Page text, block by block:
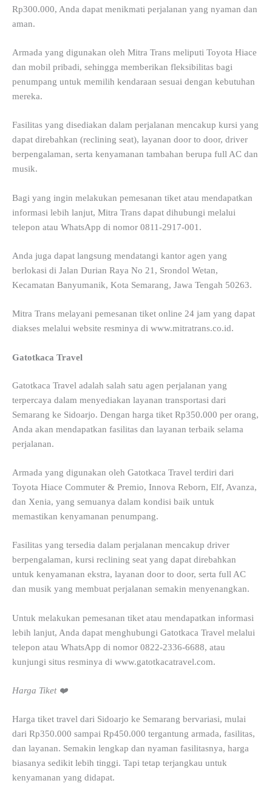
Rp300.000, Anda dapat menikmati perjalanan yang nyaman dan
aman.
Armada yang digunakan oleh Mitra Trans meliputi Toyota Hiace
dan mobil pribadi, sehingga memberikan fleksibilitas bagi
penumpang untuk memilih kendaraan sesuai dengan kebutuhan
mereka.
Fasilitas yang disediakan dalam perjalanan mencakup kursi yang
dapat direbahkan (reclining seat), layanan door to door, driver
berpengalaman, serta kenyamanan tambahan berupa full AC dan
musik.
Bagi yang ingin melakukan pemesanan tiket atau mendapatkan
informasi lebih lanjut, Mitra Trans dapat dihubungi melalui
telepon atau WhatsApp di nomor 0811-2917-001.
Anda juga dapat langsung mendatangi kantor agen yang
berlokasi di Jalan Durian Raya No 21, Srondol Wetan,
Kecamatan Banyumanik, Kota Semarang, Jawa Tengah 50263.
Mitra Trans melayani pemesanan tiket online 24 jam yang dapat
diakses melalui website resminya di www.mitratrans.co.id.
Gatotkaca Travel
Gatotkaca Travel adalah salah satu agen perjalanan yang
terpercaya dalam menyediakan layanan transportasi dari
Semarang ke Sidoarjo. Dengan harga tiket Rp350.000 per orang,
Anda akan mendapatkan fasilitas dan layanan terbaik selama
perjalanan.
Armada yang digunakan oleh Gatotkaca Travel terdiri dari
Toyota Hiace Commuter & Premio, Innova Reborn, Elf, Avanza,
dan Xenia, yang semuanya dalam kondisi baik untuk
memastikan kenyamanan penumpang.
Fasilitas yang tersedia dalam perjalanan mencakup driver
berpengalaman, kursi reclining seat yang dapat direbahkan
untuk kenyamanan ekstra, layanan door to door, serta full AC
dan musik yang membuat perjalanan semakin menyenangkan.
Untuk melakukan pemesanan tiket atau mendapatkan informasi
lebih lanjut, Anda dapat menghubungi Gatotkaca Travel melalui
telepon atau WhatsApp di nomor 0822-2336-6688, atau
kunjungi situs resminya di www.gatotkacatravel.com.
Harga Tiket ❤️
Harga tiket travel dari Sidoarjo ke Semarang bervariasi, mulai
dari Rp350.000 sampai Rp450.000 tergantung armada, fasilitas,
dan layanan. Semakin lengkap dan nyaman fasilitasnya, harga
biasanya sedikit lebih tinggi. Tapi tetap terjangkau untuk
kenyamanan yang didapat.